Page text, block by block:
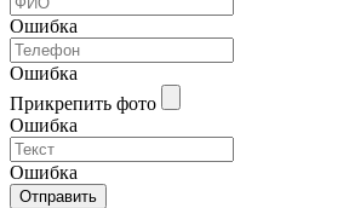
Ошибка
Ошибка
Прикрепить фото
Ошибка
Ошибка
Отправить